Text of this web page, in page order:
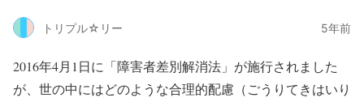
トリプル☆リー 5年前
2016年4月1日に「障害者差別解消法」が施行されました
が、世の中にはどのような合理的配慮（ごうりてきはいり